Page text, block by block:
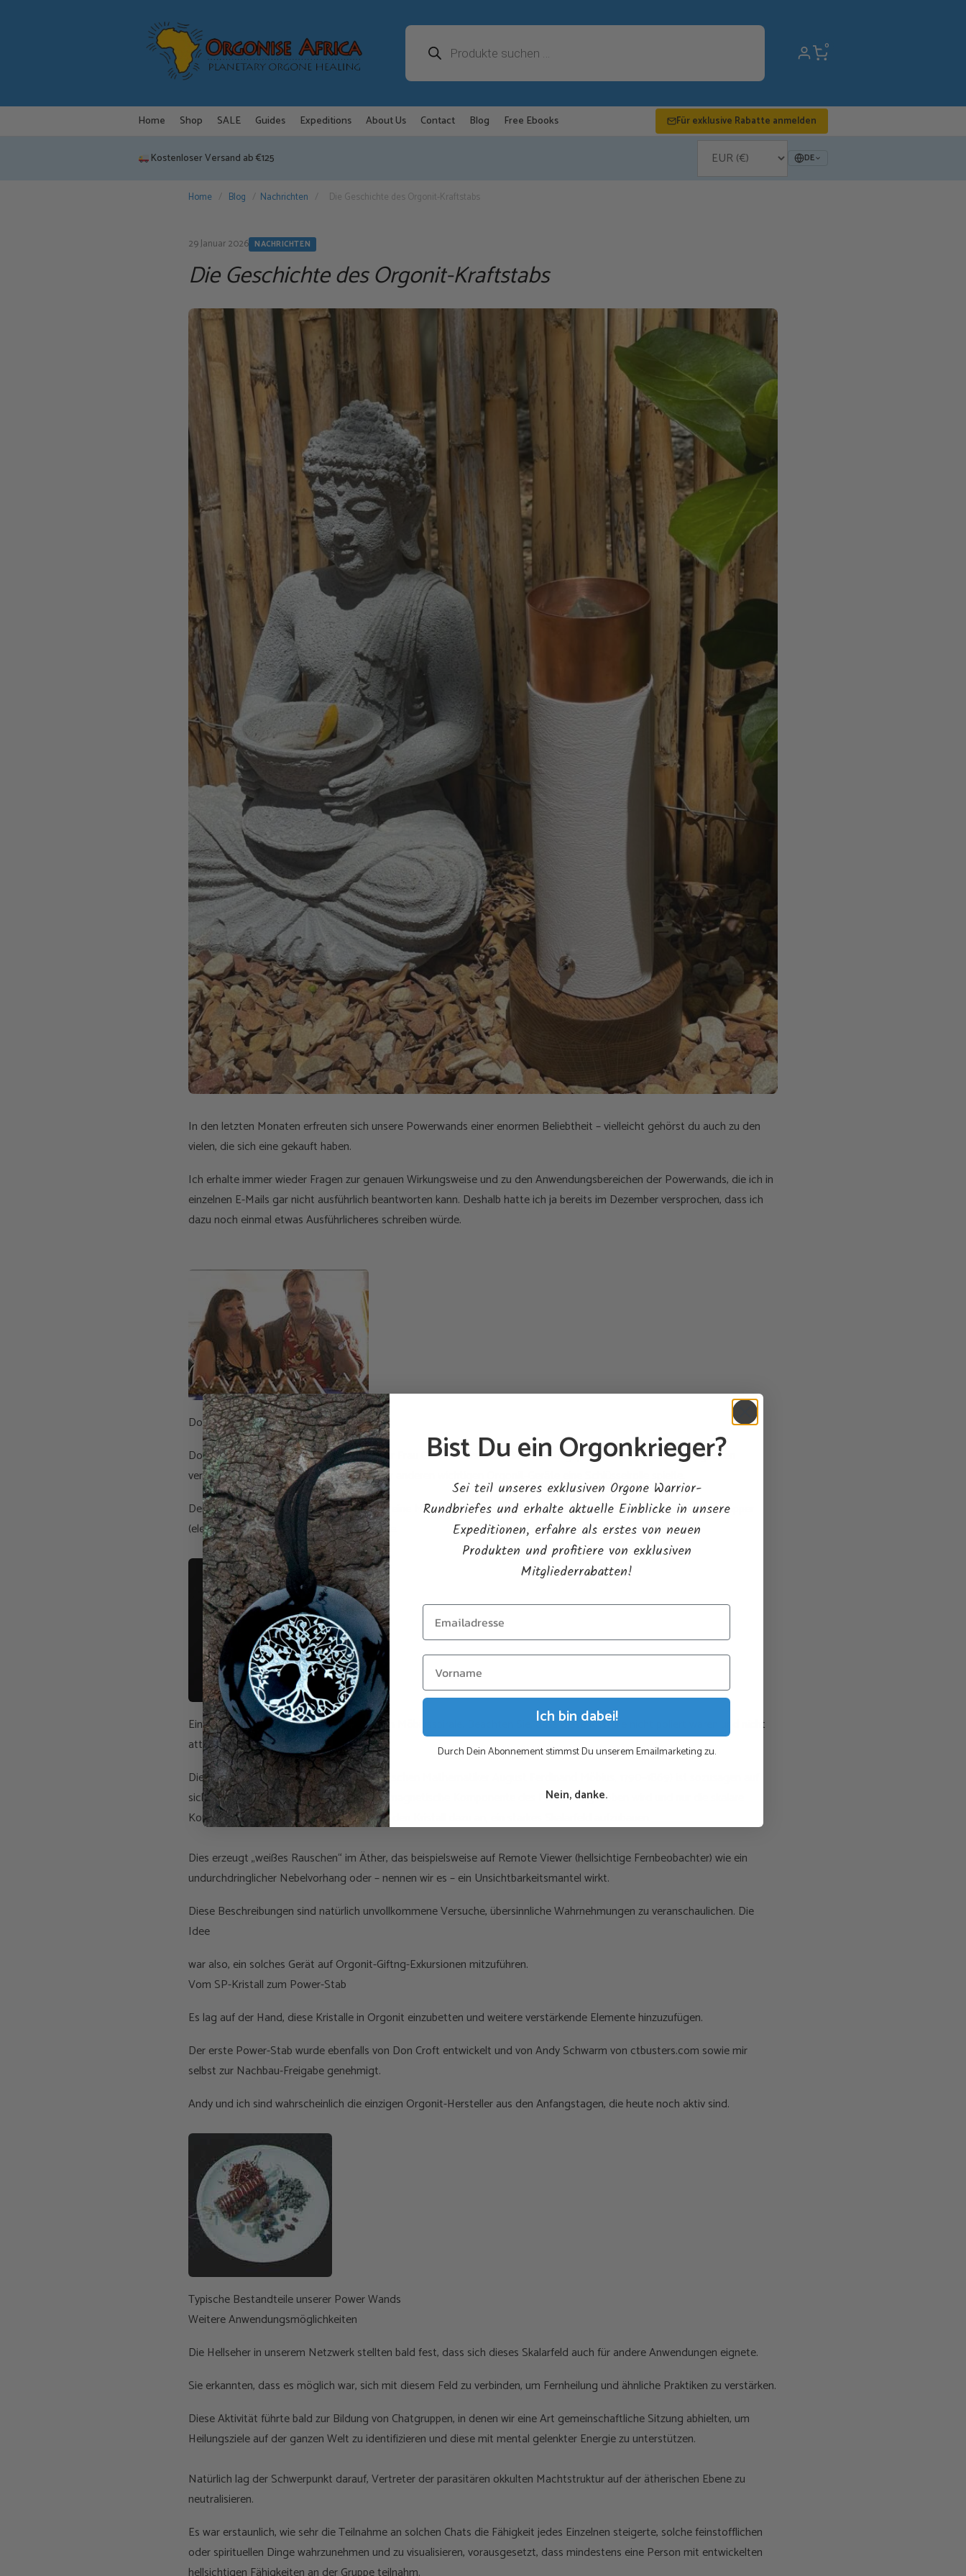
search 0
Home Shop SALE Guides Expeditions About Us Contact Blog Free Ebooks Für exklusive Rabatte anmelden
Kostenloser Versand ab €125 DE
Home / Blog / Nachrichten / Die Geschichte des Orgonit-Kraftstabs
29 Januar 2026 NACHRICHTEN
Die Geschichte des Orgonit-Kraftstabs
In den letzten Monaten erfreuten sich unsere Powerwands einer enormen Beliebtheit – vielleicht gehörst du auch zu den
vielen, die sich eine gekauft haben.
Ich erhalte immer wieder Fragen zur genauen Wirkungsweise und zu den Anwendungsbereichen der Powerwands, die ich in
einzelnen E-Mails gar nicht ausführlich beantworten kann. Deshalb hatte ich ja bereits im Dezember versprochen, dass ich
dazu noch einmal etwas Ausführlicheres schreiben würde.
Don und Carol Croft
Don wurde bei diesem Vorhaben von seiner Frau Carol unterstützt, die über ausgeprägte hellseherische Fähigkeiten
verfügte und auch bei der Entwicklung aller anderen wichtigen Orgonit-Geräte eine Schlüsselrolle spielte.
Der erste Schritt war der SP-Kristall, ein in eine Möbiusspirale gewickelter Quarzkristall, der mit einem einfachen Zapper
(elektrischem Impulsgeber) betrieben wurde.
Ein typischer SP-Kristall mit einer einfachen Möbiusspirale. Beachten Sie, dass diese Kristalle nicht poliert waren und nicht
attraktiv aussehen mussten.
Die Möbiusspirale (benannt nach dem deutschen Mathematiker August Ferdinand Möbius, 1790–1869) ist sozusagen auf
sich selbst zurückgewunden, wodurch die magnetische Komponente des Feldes aufgehoben wird und nur die skalare
Komponente übrig bleibt. Diese Welle regt den Kristall dazu an, ein starkes Skalarfeld aufzubauen.
Dies erzeugt „weißes Rauschen“ im Äther, das beispielsweise auf Remote Viewer (hellsichtige Fernbeobachter) wie ein
undurchdringlicher Nebelvorhang oder – nennen wir es – ein Unsichtbarkeitsmantel wirkt.
Diese Beschreibungen sind natürlich unvollkommene Versuche, übersinnliche Wahrnehmungen zu veranschaulichen. Die
Idee
war also, ein solches Gerät auf Orgonit-Giftng-Exkursionen mitzuführen.
Vom SP-Kristall zum Power-Stab
Es lag auf der Hand, diese Kristalle in Orgonit einzubetten und weitere verstärkende Elemente hinzuzufügen.
Der erste Power-Stab wurde ebenfalls von Don Croft entwickelt und von Andy Schwarm von ctbusters.com sowie mir
selbst zur Nachbau-Freigabe genehmigt.
Andy und ich sind wahrscheinlich die einzigen Orgonit-Hersteller aus den Anfangstagen, die heute noch aktiv sind.
Typische Bestandteile unserer Power Wands
Weitere Anwendungsmöglichkeiten
Die Hellseher in unserem Netzwerk stellten bald fest, dass sich dieses Skalarfeld auch für andere Anwendungen eignete.
Sie erkannten, dass es möglich war, sich mit diesem Feld zu verbinden, um Fernheilung und ähnliche Praktiken zu verstärken.
Diese Aktivität führte bald zur Bildung von Chatgruppen, in denen wir eine Art gemeinschaftliche Sitzung abhielten, um
Heilungsziele auf der ganzen Welt zu identifizieren und diese mit mental gelenkter Energie zu unterstützen.
Natürlich lag der Schwerpunkt darauf, Vertreter der parasitären okkulten Machtstruktur auf der ätherischen Ebene zu
neutralisieren.
Es war erstaunlich, wie sehr die Teilnahme an solchen Chats die Fähigkeit jedes Einzelnen steigerte, solche feinstofflichen
oder spirituellen Dinge wahrzunehmen und zu visualisieren, vorausgesetzt, dass mindestens eine Person mit entwickelten
Bist Du ein Orgonkrieger?
Sei teil unseres exklusiven Orgone Warrior-
Rundbriefes und erhalte aktuelle Einblicke in unsere
Expeditionen, erfahre als erstes von neuen
Produkten und profitiere von exklusiven
Mitgliederrabatten!
Ich bin dabei!
Durch Dein Abonnement stimmst Du unserem Emailmarketing zu.
Nein, danke.